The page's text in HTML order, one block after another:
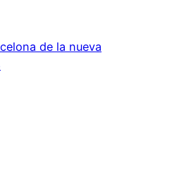
de la nueva